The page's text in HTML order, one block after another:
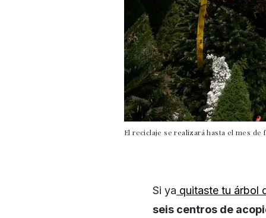
El reciclaje se realizará hasta el mes
Si ya quitaste tu árbol
seis centros de